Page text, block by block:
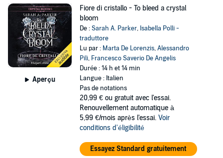
Aperçu
Fiore di cristallo - To bleed a crystal
bloom
De :Sarah A. Parker, Isabella Polli -
traduttore
Lu par : Marta De Lorenzis,Alessandro
Pili, Francesco Saverio De Angelis
Durée : 14 h et 14 min
Langue : Italien
Pas de notations
20,99 € ou gratuit avec l'essai.
Renouvellement automatique à
5,99 €/mois après l'essai. Voir
conditions d'éligibilité
Essayez Standard gratuitement